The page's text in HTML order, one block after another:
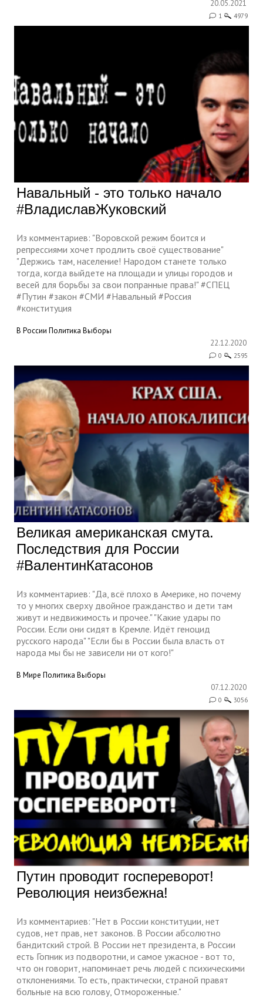
20.05.2021
1 4979
Навальный - это только начало
#ВладиславЖуковский
Из комментариев: "Воровской режим боится и
репрессиями хочет продлить своё существование"
"Держись там, население! Народом станете только
тогда, когда выйдете на площади и улицы городов и
весей для борьбы за свои попранные права!" #СПЕЦ
#Путин #закон #СМИ #Навальный #Россия
#конституция
В России Политика Выборы
22.12.2020
0 2595
Великая американская смута.
Последствия для России
#ВалентинКатасонов
Из комментариев: "Да, всё плохо в Америке, но почему
то у многих сверху двойное гражданство и дети там
живут и недвижимость и прочее." "Какие удары по
России. Если они сидят в Кремле. Идёт геноцид
русского народа" "Если бы в России была власть от
народа мы бы не зависели ни от кого!"
В Мире Политика Выборы
07.12.2020
0 3056
Путин проводит госпереворот!
Революция неизбежна!
Из комментариев: "Нет в России конституции, нет
судов, нет прав, нет законов. В России абсолютно
бандитский строй. В России нет президента, в России
есть Гопник из подворотни, и самое ужасное - вот то,
что он говорит, напоминает речь людей с психическими
отклонениями. То есть, практически, страной правят
больные на всю голову, Отмороженные."